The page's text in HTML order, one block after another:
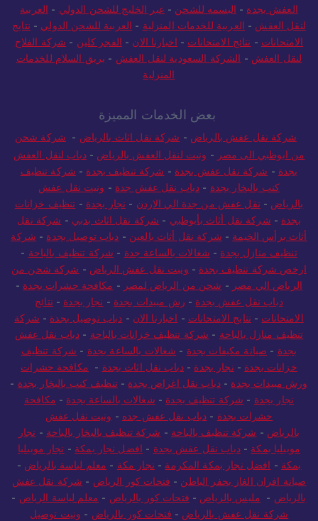
العفش بجدة - البسمه للشحن - عبر الخليج للشحن الدولي - العربية
لنقل العفش - العربية للخدمات المنزلية - العربية للشحن الدولي - نتايج
الامتحانات - نتائج الامتحانات - اخبارنا الان - الفجر كلين - شركة الفلاح
لنقل العفش - الشركة السعودية لنقل العفش - بريق السلام للخدمات
المنزلية
بعض الخدمات المميزة
شركة نقل عفش بالرياض - شركة نقل اثاث بالرياض - شركة شحن
من ابوظبي الى مصر - ونيت لنقل العفش بالرياض -دباب لنقل العفش
بجدة - شركة نقل عفش بجدة - شركة تنظيف بجدة - شركة تنظيف
كنب بالبخار بجدة - دباب نقل عفش جدة - ونيت نقل عفش
بالرياض - نقل عفش من جدة الي الاردن - نجار بجدة - تنظيف خزانات
بجدة - شركة نقل أثاث بأبوظبي - شركة نقل اثاث بدبي - شركة نقل
أثاث برأس الخيمة - شركة نقل أثاث بالعين - دباب توصيل بجدة - شركة
تنظيف منازل بجدة - شغالات بالساعة جدة - شركة تنظيف بالباحة -
ارخص شركة تنظيف بجدة - ونيت نقل عفش الرياض - شركة شحن من
الرياض الي مصر - شحن من الرياض لمصر - مكافحة حشرات بجدة -
دباب نقل عفش بجدة - رش مبيدات بجدة - نجار بجدة - نتائج
الامتحانات - نتايج الامتحانات - اخبارنا الان - دباب توصيل بجدة - شركة
تنظيف منازل بالباحة - شركة تنظيف خزانات بالباحة - دباب نقل عفش
بجدة - صيانة مكيفات بجدة - شغالات بالساعة بجدة - شركة تنظيف
خزانات بجدة - نجار بجدة - دباب نقل اثاث بجدة - مكافحة حشرات
ورش مبيدات بجدة -دباب نقل اغراض بجدة -تنظيف كنب بالبخار بجدة -
نجار بجدة - شركة تنظيف بجدة - شغالات بالساعة بجدة - مكافحة
حشرات بجدة - دباب نقل عفش جده - ونيت نقل عفش
بالرياض - شركة تنظيف بالباحة - شركة تنظيف بالبخار بالباحة - نجار
موبيليا بمكة -دباب نقل عفش بجدة - افضل نجار بمكة - نجار موبيليا
بمكة - افضل نجار بمكة المكرمة - نجار مكة - معلم لياسة بالرياض -
صيانة افران الغاز بحفر الباطن - فتحات كور الرياض - شركة نقل عفش
بالرياض - مليس بالرياض - فتحات كور بالرياض - معلم لياسة الرياض -
شركة نقل عفش بالرياض - فتحات كور بالرياض - ونيت توصيل